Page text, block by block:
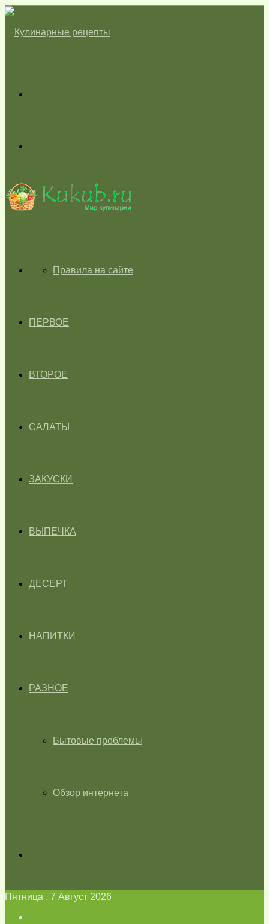
skin
ГЛАВНАЯПравила на сайте
ПЕРВОЕ
ВТОРОЕ
САЛАТЫ
ЗАКУСКИ
ВЫПЕЧКА
ДЕСЕРТ
НАПИТКИ
РАЗНОЕ
Бытовые проблемы
Обзор интернета
Пятница , 7 Август 2026